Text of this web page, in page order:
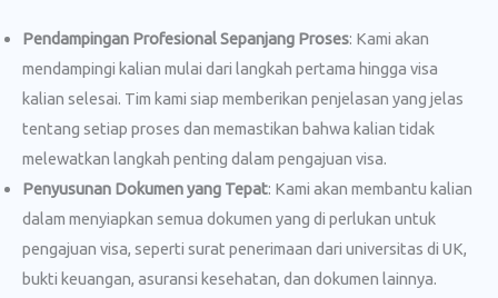
Pendampingan Profesional Sepanjang Proses: Kami akan
mendampingi kalian mulai dari langkah pertama hingga visa
kalian selesai. Tim kami siap memberikan penjelasan yang jelas
tentang setiap proses dan memastikan bahwa kalian tidak
melewatkan langkah penting dalam pengajuan visa.
Penyusunan Dokumen yang Tepat: Kami akan membantu kalian
dalam menyiapkan semua dokumen yang di perlukan untuk
pengajuan visa, seperti surat penerimaan dari universitas di UK,
bukti keuangan, asuransi kesehatan, dan dokumen lainnya.